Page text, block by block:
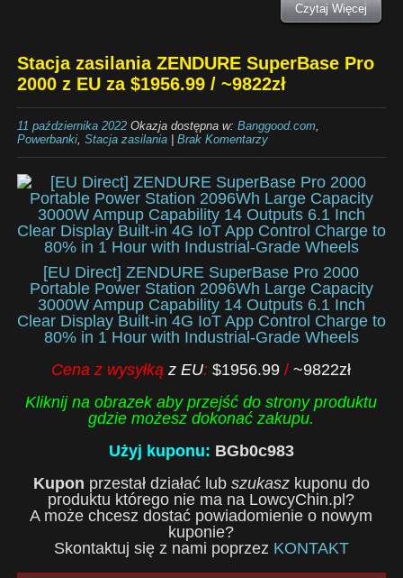
Czytaj Więcej
Stacja zasilania ZENDURE SuperBase Pro
2000 z EU za $1956.99 / ~9822zł
11 października 2022Okazja dostępna w: Banggood.com,
Powerbanki, Stacja zasilania| Brak Komentarzy
[EU Direct] ZENDURE SuperBase Pro 2000
Portable Power Station 2096Wh Large Capacity
3000W Ampup Capability 14 Outputs 6.1 Inch
Clear Display Built-in 4G IoT App Control Charge to
80% in 1 Hour with Industrial-Grade Wheels
Cena z wysyłką z EU:$1956.99/~9822zł
Kliknij na obrazek aby przejść do strony produktu
gdzie możesz dokonać zakupu.
Użyj kuponu: BGb0c983
Kupon przestał działać lub szukaszkuponu do
produktu którego nie ma na LowcyChin.pl?
A może chcesz dostać powiadomienie o nowym
kuponie?
Skontaktuj się z nami poprzez KONTAKT